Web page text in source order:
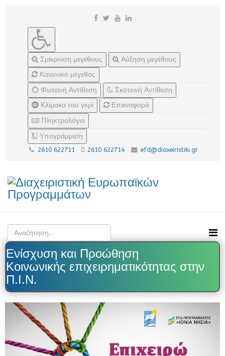
Σμίκρινση μεγέθους
Αύξηση μεγέθους
Κανονικό μέγεθος
Φωτεινή Αντίθεση
Σκοτεινή Αντίθεση
Κλίμακα του γκρί
Επαναφορά
Πληκτρολόγιο
Υπογράμμιση
2610 622711 2610 622714 efd@diaxeiristiki.gr
Ενίσχυση και Προώθηση
Κοινωνικής επιχειρηματικότητας στην
Π.Ι.Ν.